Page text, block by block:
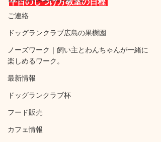
ご連絡
ドッグランクラブ広島の果樹園
ノーズワーク｜飼い主とわんちゃんが一緒に
楽しめるワーク。
最新情報
ドッグランクラブ杯
フード販売
カフェ情報
平日のしつけ方教室の日程